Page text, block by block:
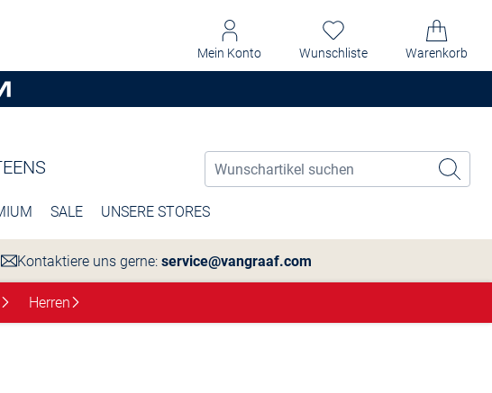
Mein Konto Wunschliste Warenkorb
SALE UNSERE STORES
Kontaktiere uns gerne: service@vangraaf.com
Herren